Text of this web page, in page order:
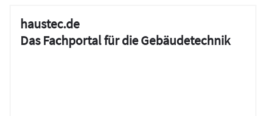
haustec.de
Das Fachportal für die Gebäudetechnik